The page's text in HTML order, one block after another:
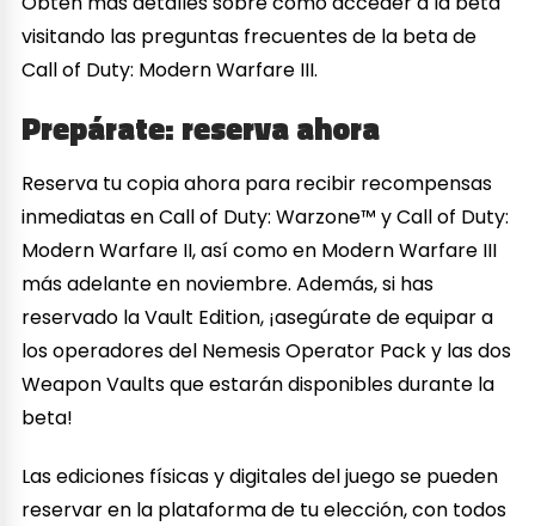
visitando las preguntas frecuentes de la beta de
Call of Duty: Modern Warfare III.
Prepárate: reserva ahora
Reserva tu copia ahora para recibir recompensas
inmediatas en Call of Duty: Warzone™ y Call of Duty:
Modern Warfare II, así como en Modern Warfare III
más adelante en noviembre. Además, si has
reservado la Vault Edition, ¡asegúrate de equipar a
los operadores del Nemesis Operator Pack y las dos
Weapon Vaults que estarán disponibles durante la
beta!
Las ediciones físicas y digitales del juego se pueden
reservar en la plataforma de tu elección, con todos